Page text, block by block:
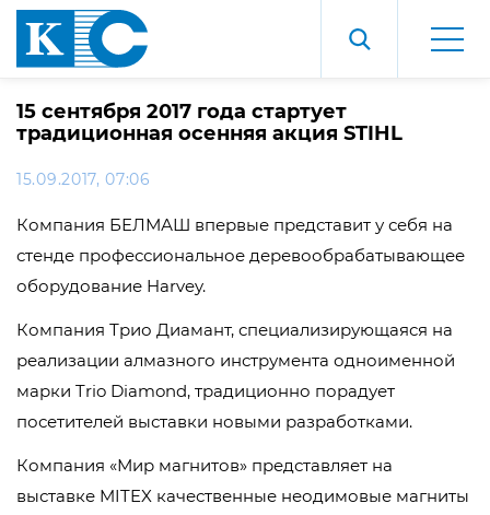
15 сентября 2017 года стартует
традиционная осенняя акция STIHL
15.09.2017, 07:06
Компания БЕЛМАШ впервые представит у себя на
стенде профессиональное деревообрабатывающее
оборудование Harvey.
Компания Трио Диамант, специализирующаяся на
реализации алмазного инструмента одноименной
марки Trio Diamond, традиционно порадует
посетителей выставки новыми разработками.
Компания «Мир магнитов» представляет на
выставке MITEX качественные неодимовые магниты